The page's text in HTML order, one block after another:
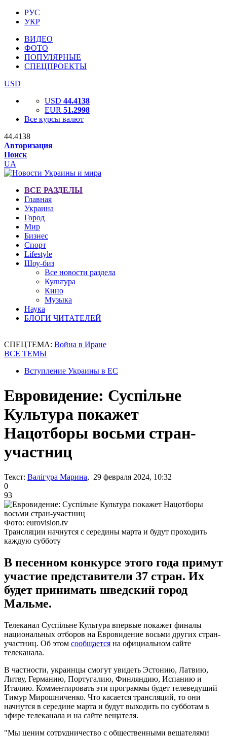
РУС
УКР
ВИДЕО
ФОТО
ПОПУЛЯРНЫЕ
СПЕЦПРОЕКТЫ
USD
USD 44.4138
EUR 51.2998
Все курсы валют
44.4138
Авторизация
Поиск
UA
ВСЕ РАЗДЕЛЫ
Главная
Украина
Город
Мир
Бизнес
Спорт
Lifestyle
Шоу-биз
Все новости раздела
Культура
Кино
Музыка
Наука
БЛОГИ ЧИТАТЕЛЕЙ
СПЕЦТЕМА: Война в Иране
ВСЕ ТЕМЫ
Вступление Украины в ЕС
Евровидение: Суспільне
Культура покажет
Нацотборы восьми стран-
участниц
Текст: Валігура Марина, 29 февраля 2024, 10:32
0
93
Фото: eurovision.tv
Трансляции начнутся с середины марта и будут проходить
каждую субботу
В песенном конкурсе этого года примут
участие представители 37 стран. Их
будет принимать шведский город
Мальме.
Телеканал Суспільне Культура впервые покажет финалы
национальных отборов на Евровидение восьми других стран-
участниц. Об этом сообщается на официальном сайте
телеканала.
В частности, украинцы смогут увидеть Эстонию, Латвию,
Литву, Германию, Португалию, Финляндию, Испанию и
Италию. Комментировать эти программы будет телеведущий
Тимур Мирошниченко. Что касается трансляций, то они
начнутся в середине марта и будут выходить по субботам в
эфире телеканала и на сайте вещателя.
"Мы ценим сотрудничество с общественными вещателями